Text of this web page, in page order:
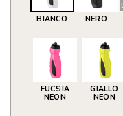
BIANCO NERO
FUCSIA
NEON
GIALLO
NEON